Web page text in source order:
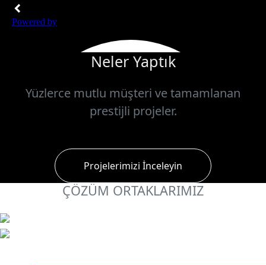
Neler Yaptık
Yüzlerce mutlu müşteri ve tamamlanan
prestijli projeler.
Projelerimizi İnceleyin
ÇÖZÜM ORTAKLARIMIZ